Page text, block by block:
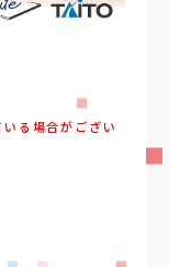
る場合がござい